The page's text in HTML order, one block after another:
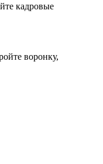
кадровые
воронку,